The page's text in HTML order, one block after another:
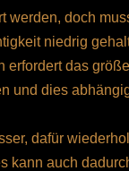
werden, doch
niedrig
das
und dies
dafür
kann auch